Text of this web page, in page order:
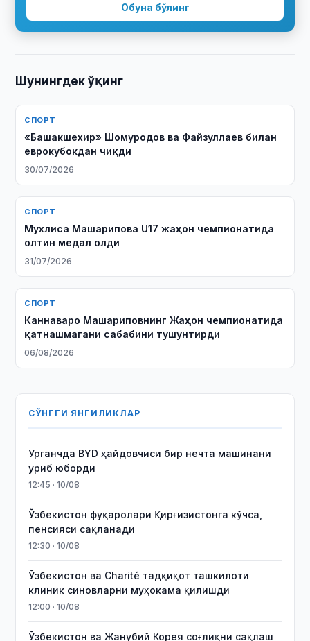
Обуна бўлинг
Шунингдек ўқинг
СПОРТ
«Башакшехир» Шомуродов ва Файзуллаев билан
еврокубокдан чиқди
30/07/2026
СПОРТ
Мухлиса Машарипова U17 жаҳон чемпионатида
олтин медал олди
31/07/2026
СПОРТ
Каннаваро Машариповнинг Жаҳон чемпионатида
қатнашмагани сабабини тушунтирди
06/08/2026
СЎНГГИ ЯНГИЛИКЛАР
Урганчда BYD ҳайдовчиси бир нечта машинани
уриб юборди
12:45 · 10/08
Ўзбекистон фуқаролари Қирғизистонга кўчса,
пенсияси сақланади
12:30 · 10/08
Ўзбекистон ва Charité тадқиқот ташкилоти
клиник синовларни муҳокама қилишди
12:00 · 10/08
Ўзбекистон ва Жанубий Корея соғлиқни сақлаш